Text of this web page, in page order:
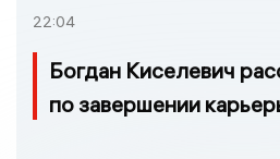
22:04
Богдан Киселевич
по завершении